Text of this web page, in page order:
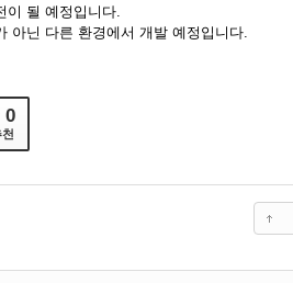
이 될 예정입니다.
아닌 다른 환경에서 개발 예정입니다.
0